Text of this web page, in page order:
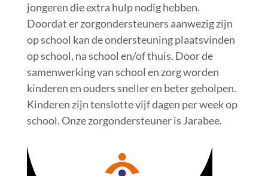
jongeren die extra hulp nodig hebben.
Doordat er zorgondersteuners aanwezig zijn
op school kan de ondersteuning plaatsvinden
op school, na school en/of thuis. Door de
samenwerking van school en zorg worden
kinderen en ouders sneller en beter geholpen.
Kinderen zijn tenslotte vijf dagen per week op
school. Onze zorgondersteuner is Jarabee.